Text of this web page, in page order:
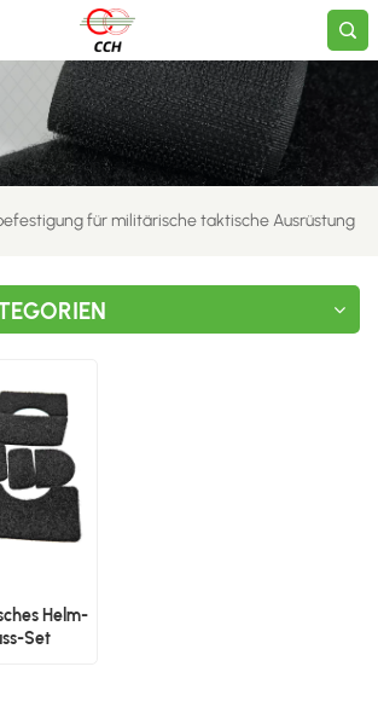
für militärische taktische Ausrüstung
Helm-
Set